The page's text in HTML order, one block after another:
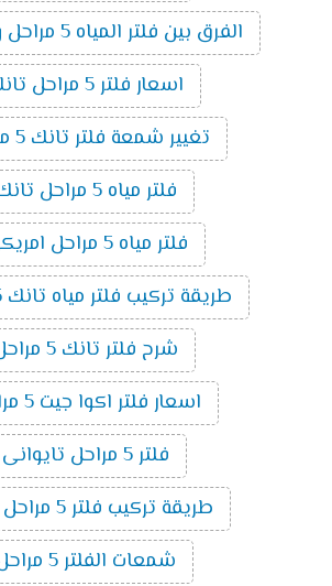
الفرق بين فلتر المياه 5 مراحل و7 مراحل
اسعار فلتر 5 مراحل تانك
تغيير شمعة فلتر تانك 5 مراحل
فلتر مياه 5 مراحل تانك
فلتر مياه 5 مراحل امريكى
طريقة تركيب فلتر مياه تانك 5 مراحل
شرح فلتر تانك 5 مراحل
اسعار فلتر اكوا جيت 5 مراحل
فلتر 5 مراحل تايوانى
طريقة تركيب فلتر 5 مراحل تانك
شمعات الفلتر 5 مراحل